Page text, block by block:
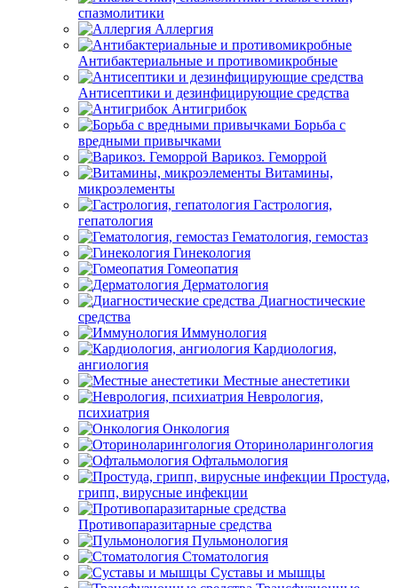
спазмолитики
Аллергия
Антибактериальные и противомикробные
Антисептики и дезинфицирующие средства
Антигрибок
Борьба с
вредными привычками
Варикоз. Геморрой
Витамины,
микроэлементы
Гастрология,
гепатология
Гематология, гемостаз
Гинекология
Гомеопатия
Дерматология
Диагностические
средства
Иммунология
Кардиология,
ангиология
Местные анестетики
Неврология,
психиатрия
Онкология
Оториноларингология
Офтальмология
Простуда,
грипп, вирусные инфекции
Противопаразитарные средства
Пульмонология
Стоматология
Суставы и мышцы